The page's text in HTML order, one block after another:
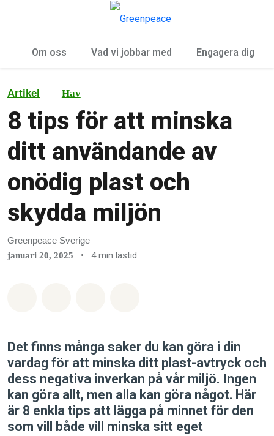
Om oss Vad vi jobbar med Engagera dig
Artikel Hav
8 tips för att minska
ditt användande av
onödig plast och
skydda miljön
Greenpeace Sverige
januari 20, 2025 • 4 min lästid
Det finns många saker du kan göra i din
vardag för att minska ditt plast-avtryck och
dess negativa inverkan på vår miljö. Ingen
kan göra allt, men alla kan göra något. Här
är 8 enkla tips att lägga på minnet för den
som vill både vill minska sitt eget